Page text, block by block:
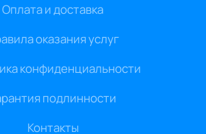
Оплата и доставка
оказания услуг
конфиденциальности
подлинности
Контакты